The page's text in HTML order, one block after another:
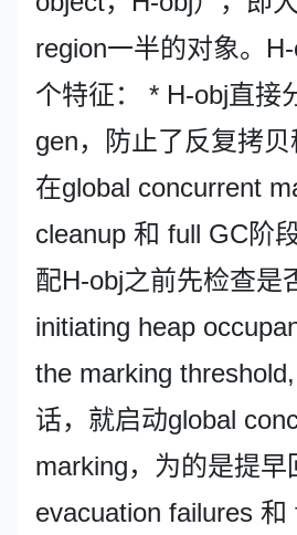
region一半的对象。
个特征： * H-obj直接
gen，防止了反复拷
在global concurrent
cleanup 和 full GC阶
配H-obj之前先检查是
initiating heap
the marking
话，就启动global
marking，为的是提早
evacuation failures 和